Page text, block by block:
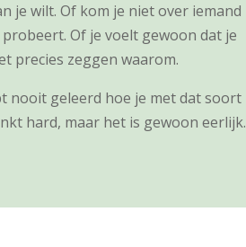
je wilt. Of kom je niet over iemand
Of je voelt gewoon dat je
precies zeggen waarom.
nooit geleerd hoe je met dat soort
hard, maar het is gewoon eerlijk.